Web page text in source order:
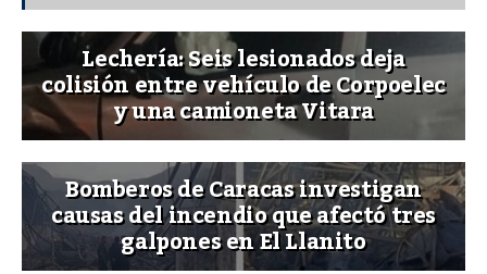
Lechería: Seis lesionados deja
colisión entre vehículo de Corpoelec
y una camioneta Vitara
Bomberos de Caracas investigan
causas del incendio que afectó tres
galpones en El Llanito